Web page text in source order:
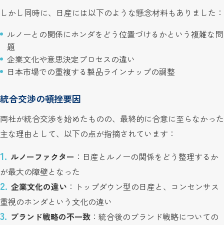
しかし同時に、日産には以下のような懸念材料もありました：
ルノーとの関係にホンダをどう位置づけるかという複雑な問
題
企業文化や意思決定プロセスの違い
日本市場での重複する製品ラインナップの調整
統合交渉の頓挫要因
両社が統合交渉を始めたものの、最終的に合意に至らなかった
主な理由として、以下の点が指摘されています：
ルノーファクター ：日産とルノーの関係をどう整理するか
が最大の障壁となった
企業文化の違い ：トップダウン型の日産と、コンセンサス
重視のホンダという文化の違い
ブランド戦略の不一致 ：統合後のブランド戦略についての